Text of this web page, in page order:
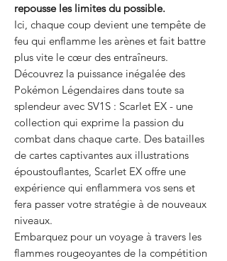
repousse les limites du possible.
Ici, chaque coup devient une tempête de
feu qui enflamme les arènes et fait battre
plus vite le cœur des entraîneurs.
Découvrez la puissance inégalée des
Pokémon Légendaires dans toute sa
splendeur avec SV1S : Scarlet EX - une
collection qui exprime la passion du
combat dans chaque carte. Des batailles
de cartes captivantes aux illustrations
époustouflantes, Scarlet EX offre une
expérience qui enflammera vos sens et
fera passer votre stratégie à de nouveaux
niveaux.
Embarquez pour un voyage à travers les
flammes rougeoyantes de la compétition